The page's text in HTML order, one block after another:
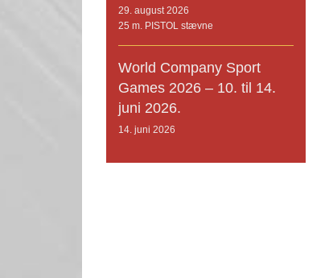
29. august 2026
25 m. PISTOL stævne
World Company Sport
Games 2026 – 10. til 14.
juni 2026.
14. juni 2026